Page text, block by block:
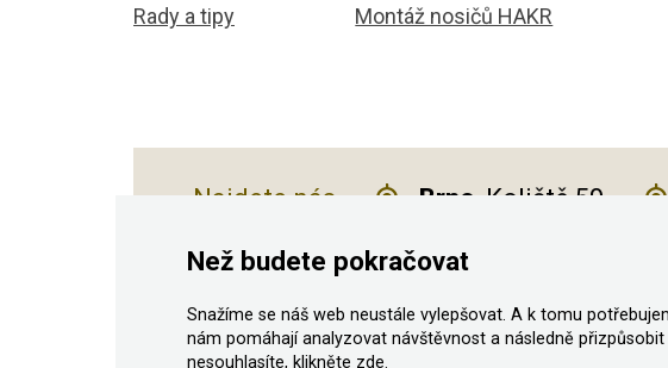
Rady a tipy
Montáž nosičů HAKR
Najdete nás Brno, Koliště 59
© 2011–2026 ASN Hakr Brno. Všechna práva vyhrazena
Než budete pokračovat
Snažíme se náš web neustále vylepšovat. A k tomu
nám pomáhají analyzovat návštěvnost a následně
nesouhlasíte, klikněte zde.